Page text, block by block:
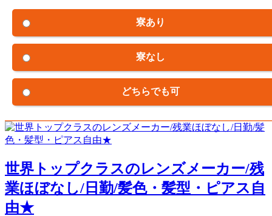
寮あり
寮なし
どちらでも可
世界トップクラスのレンズメーカー/残
業ほぼなし/日勤/髪色・髪型・ピアス自
由★